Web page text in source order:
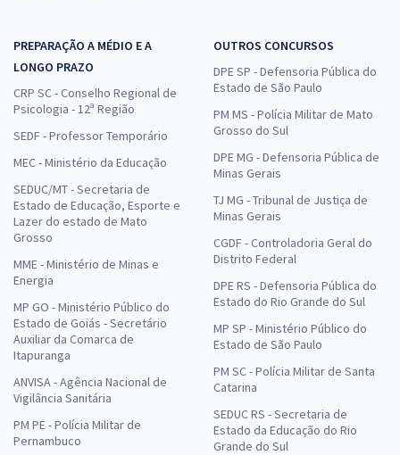
PREPARAÇÃO A MÉDIO E A
LONGO PRAZO
CRP SC - Conselho Regional de
Psicologia - 12ª Região
SEDF - Professor Temporário
MEC - Ministério da Educação
SEDUC/MT - Secretaria de
Estado de Educação, Esporte e
Lazer do estado de Mato
Grosso
MME - Ministério de Minas e
Energia
MP GO - Ministério Público do
Estado de Goiás - Secretário
Auxiliar da Comarca de
Itapuranga
ANVISA - Agência Nacional de
Vigilância Sanitária
PM PE - Polícia Militar de
Pernambuco
OUTROS CONCURSOS
DPE SP - Defensoria Pública do
Estado de São Paulo
PM MS - Polícia Militar de Mato
Grosso do Sul
DPE MG - Defensoria Pública de
Minas Gerais
TJ MG - Tribunal de Justiça de
Minas Gerais
CGDF - Controladoria Geral do
Distrito Federal
DPE RS - Defensoria Pública do
Estado do Rio Grande do Sul
MP SP - Ministério Público do
Estado de São Paulo
PM SC - Polícia Militar de Santa
Catarina
SEDUC RS - Secretaria de
Estado da Educação do Rio
Grande do Sul